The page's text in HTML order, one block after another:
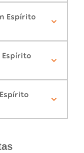
Espírito
Espírito